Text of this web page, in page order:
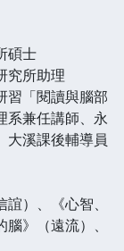
碩士
所助理
「閱讀與腦部
系兼任講師、永
大溪課後輔導員
）、《心智、
》（遠流）、